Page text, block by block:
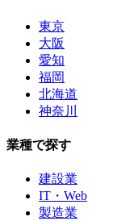
東京
大阪
愛知
福岡
北海道
神奈川
業種で探す
建設業
IT・Web
製造業